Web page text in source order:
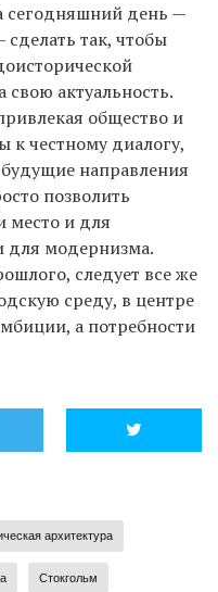
сегодняшний день —
так, чтобы
свою актуальность.
общество и
к честному диалогу,
направления
позволить
место и для
для модернизма.
следует все же
среду, в центре
а потребности
архитектура
Стокгольм